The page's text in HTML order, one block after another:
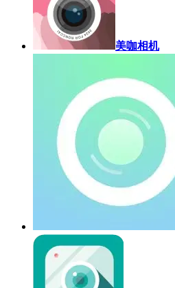
美咖相机